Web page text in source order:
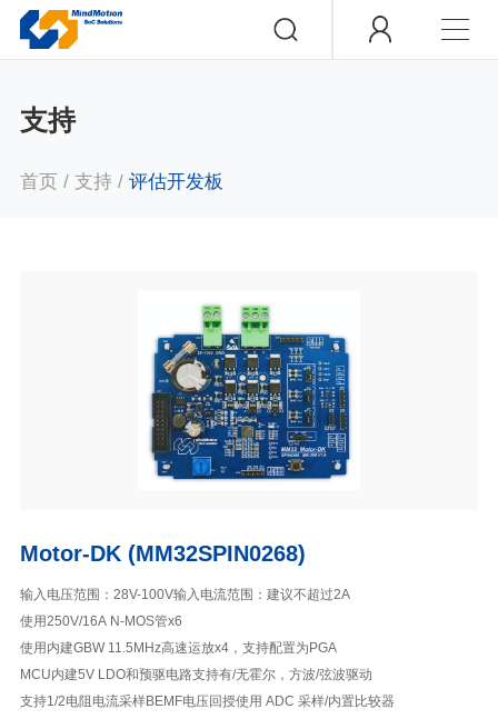
支持
首页 / 支持 / 评估开发板
Motor-DK (MM32SPIN0268)
输入电压范围：28V-100V输入电流范围：建议不超过2A
使用250V/16A N-MOS管x6
使用内建GBW 11.5MHz高速运放x4，支持配置为PGA
MCU内建5V LDO和预驱电路支持有/无霍尔，方波/弦波驱动
支持1/2电阻电流采样BEMF电压回授使用 ADC 采样/内置比较器